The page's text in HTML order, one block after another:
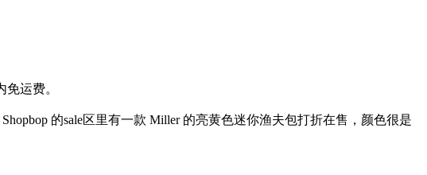
运费。
的sale区里有一款 Miller 的亮黄色迷你渔夫包打折在售，颜色很是